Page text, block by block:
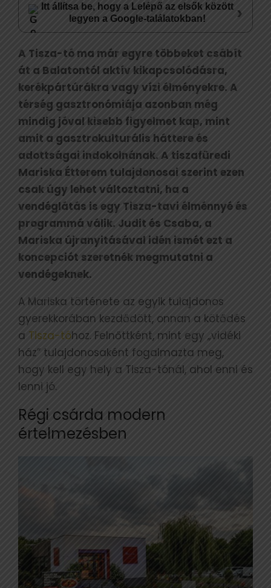
Itt állítsa be, hogy a Lelépő az elsők között
legyen a Google-találatokban!
›
A Tisza-tó ma már egyre többeket csábít
át a Balatontól aktív kikapcsolódásra,
kerékpártúrákra vagy vízi élményekre. A
térség gasztronómiája azonban még
mindig jóval kisebb figyelmet kap, mint
amit a gasztrokulturális háttere és
adottságai indokolnának. A tiszafüredi
Mariska Étterem tulajdonosai szerint ezen
csak úgy lehet változtatni, ha a
vendéglátás is egy Tisza-tavi élménnyé és
programmá válik. Judit és Csaba, a
Mariska újranyitásával idén ismét ezt a
koncepciót szeretnék megmutatni a
vendégeknek.
A Mariska története az egyik tulajdonos
gyerekkorában kezdődött, onnan a kötődés
a Tisza-tóhoz. Felnőttként, mint egy „vidéki
ház” tulajdonosaként fogalmazta meg,
hogy kell egy hely a Tisza-tónál, ahol enni és
lenni jó.
Régi csárda modern
értelmezésben